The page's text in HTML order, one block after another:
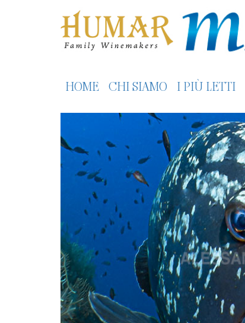
HOME CHI SIAMO I PIÙ LETTI